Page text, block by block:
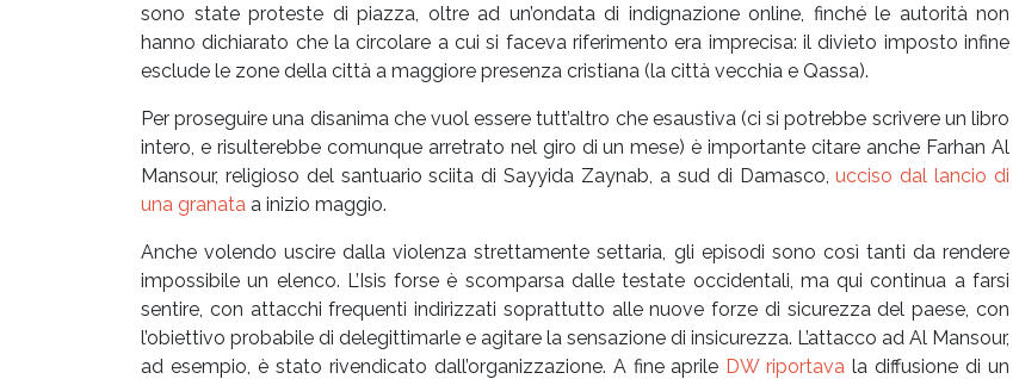
sono state proteste di piazza, oltre ad un’ondata di indignazione online, finché le autorità non
hanno dichiarato che la circolare a cui si faceva riferimento era imprecisa: il divieto imposto infine
esclude le zone della città a maggiore presenza cristiana (la città vecchia e Qassa).
Per proseguire una disanima che vuol essere tutt’altro che esaustiva (ci si potrebbe scrivere un libro
intero, e risulterebbe comunque arretrato nel giro di un mese) è importante citare anche Farhan Al
Mansour, religioso del santuario sciita di Sayyida Zaynab, a sud di Damasco,ucciso dal lancio di
una granata a inizio maggio.
Anche volendo uscire dalla violenza strettamente settaria, gli episodi sono così tanti da rendere
impossibile un elenco. L’Isis forse è scomparsa dalle testate occidentali, ma qui continua a farsi
sentire, con attacchi frequenti indirizzati soprattutto alle nuove forze di sicurezza del paese, con
l’obiettivo probabile di delegittimarle e agitare la sensazione di insicurezza. L’attacco ad Al Mansour,
ad esempio, è stato rivendicato dall’organizzazione. A fine aprile DW riportava la diffusione di un